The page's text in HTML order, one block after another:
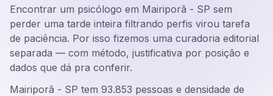
Encontrar um psicólogo em Mairiporã - SP sem
perder uma tarde inteira filtrando perfis virou tarefa
de paciência. Por isso fizemos uma curadoria editorial
separada — com método, justificativa por posição e
dados que dá pra conferir.
Mairiporã - SP tem 93.853 pessoas e densidade de